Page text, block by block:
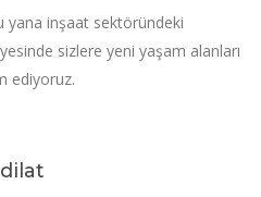
yana inşaat sektöründeki
sizlere yeni yaşam alanları
ediyoruz.